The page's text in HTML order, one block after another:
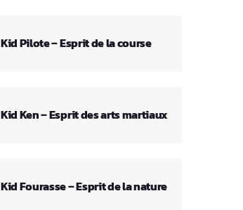
Kid Pilote – Esprit de la course
Kid Ken – Esprit des arts martiaux
Kid Fourasse – Esprit de la nature